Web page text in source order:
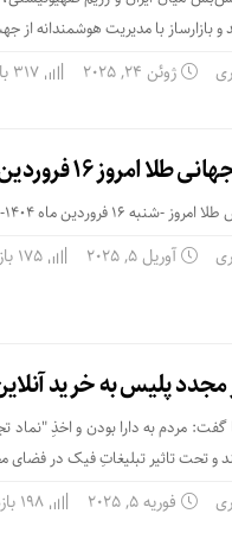
و بازارساز با مدیریت هوشمندانه
ژوئن 24, 2025
۱۶ فروردین؛ طلا بر مدار کاهش
با ۲.۴۷ درصد کاهش به ۳۰۳۸ دلار و ۲۴ سنت رسید.
آوریل 5, 2025
پلیس به خرید
مردم به د‌ارا بودن و اخذِ
و تحت تاثیر تبلیغاتِ فیک در فضای
فوریه 5, 2025